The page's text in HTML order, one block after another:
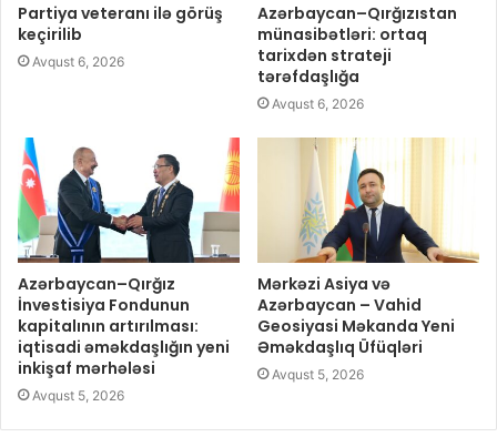
Partiya veteranı ilə görüş
keçirilib
Avqust 6, 2026
Azərbaycan–Qırğızıstan
münasibətləri: ortaq
tarixdən strateji
tərəfdaşlığa
Avqust 6, 2026
Azərbaycan–Qırğız
İnvestisiya Fondunun
kapitalının artırılması:
iqtisadi əməkdaşlığın yeni
inkişaf mərhələsi
Avqust 5, 2026
Mərkəzi Asiya və
Azərbaycan – Vahid
Geosiyasi Məkanda Yeni
Əməkdaşlıq Üfüqləri
Avqust 5, 2026